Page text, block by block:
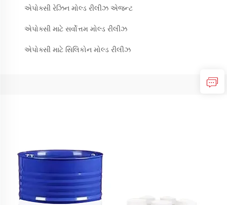
એપોક્સી રેઝિન મોલ્ડ રીલીઝ એજન્ટ
એપોક્સી માટે સર્વોત્તમ મોલ્ડ રીલીઝ
એપોક્સી માટે સિલિકોન મોલ્ડ રીલીઝ